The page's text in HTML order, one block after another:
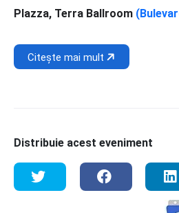
Plazza, Terra Ballroom
Citește mai mult
Distribuie acest eveniment